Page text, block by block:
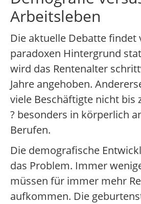
Arbeitsleben
Die aktuelle Debatte findet
paradoxen Hintergrund
wird das Rentenalter
Jahre angehoben.
viele Beschäftigte nicht bis
? besonders in körperlich
Berufen.
Die demografische
das Problem. Immer
müssen für immer mehr
aufkommen. Die